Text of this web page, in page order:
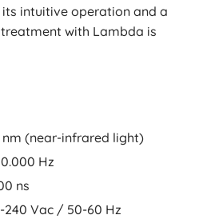
intuitive operation and a
with Lambda is
nm (near-infrared light)
Hz
ns
240 Vac / 50-60 Hz